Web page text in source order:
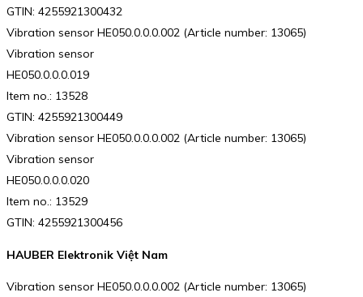
GTIN: 4255921300432
Vibration sensor HE050.0.0.0.002 (Article number: 13065)
Vibration sensor
HE050.0.0.0.019
Item no.: 13528
GTIN: 4255921300449
Vibration sensor HE050.0.0.0.002 (Article number: 13065)
Vibration sensor
HE050.0.0.0.020
Item no.: 13529
GTIN: 4255921300456
HAUBER Elektronik Việt Nam
Vibration sensor HE050.0.0.0.002 (Article number: 13065)